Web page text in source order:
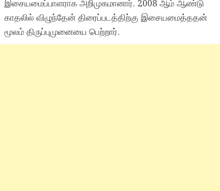
இசையமைப்பாளராக அறிமுகமானார். 2008 ஆம் ஆண்டு
காதலில் விழுந்தேன் திரைப்படத்திற்கு இசையமைத்ததன்
மூலம் திருப்புமுனையை பெற்றார்.